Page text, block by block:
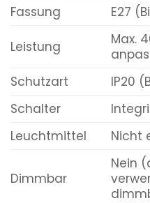
Fassung
E27
Leistung
Max.
Schutzart
IP20
Schalter
Leuchtmittel
Nicht
Dimmbar
Nein